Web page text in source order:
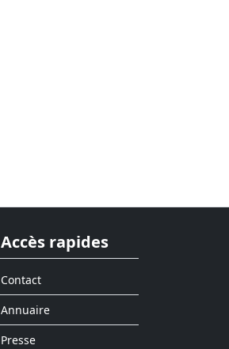
Accès rapides
Contact
Annuaire
Presse